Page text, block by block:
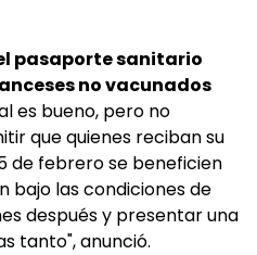
pasaporte sanitario
no vacunados
es bueno, pero no
que quienes reciban su
de febrero se beneficien
bajo las condiciones de
después y presentar una
tanto", anunció.